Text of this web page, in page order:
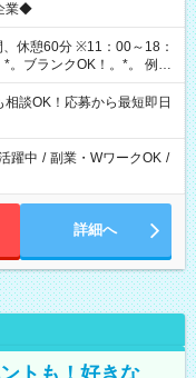
業◆
休憩60分 ※11：00～18：
センター/受付/販売/カフェ
ト/化粧品販売/など 様々な
談OK！応募から最短即日
躍中 / 副業・WワークOK /
詳細へ
トも！好きな